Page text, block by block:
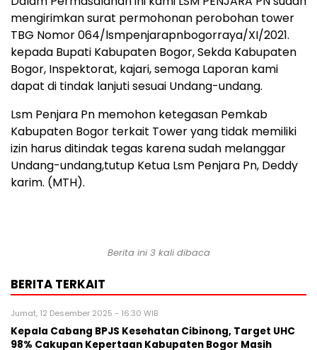
mengirimkan surat permohonan perobohan tower
TBG Nomor 064/lsmpenjarapnbogorraya/XI/2021.
kepada Bupati Kabupaten Bogor, Sekda Kabupaten
Bogor, Inspektorat, kajari, semoga Laporan kami
dapat di tindak lanjuti sesuai Undang-undang.
Lsm Penjara Pn memohon ketegasan Pemkab
Kabupaten Bogor terkait Tower yang tidak memiliki
izin harus ditindak tegas karena sudah melanggar
Undang-undang,tutup Ketua Lsm Penjara Pn, Deddy
karim. (MTH).
Berita ini 3 kali dibaca
BERITA TERKAIT
Jumat, 12 Desember 2025 - 16:30 WIB
Kepala Cabang BPJS Kesehatan Cibinong, Target UHC
98% Cakupan Kepertaan Kabupaten Bogor Masih